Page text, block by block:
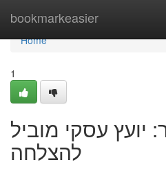
bookmarkeasier
Home
Home
1
יועץ עסקי מוביל
להצלחה